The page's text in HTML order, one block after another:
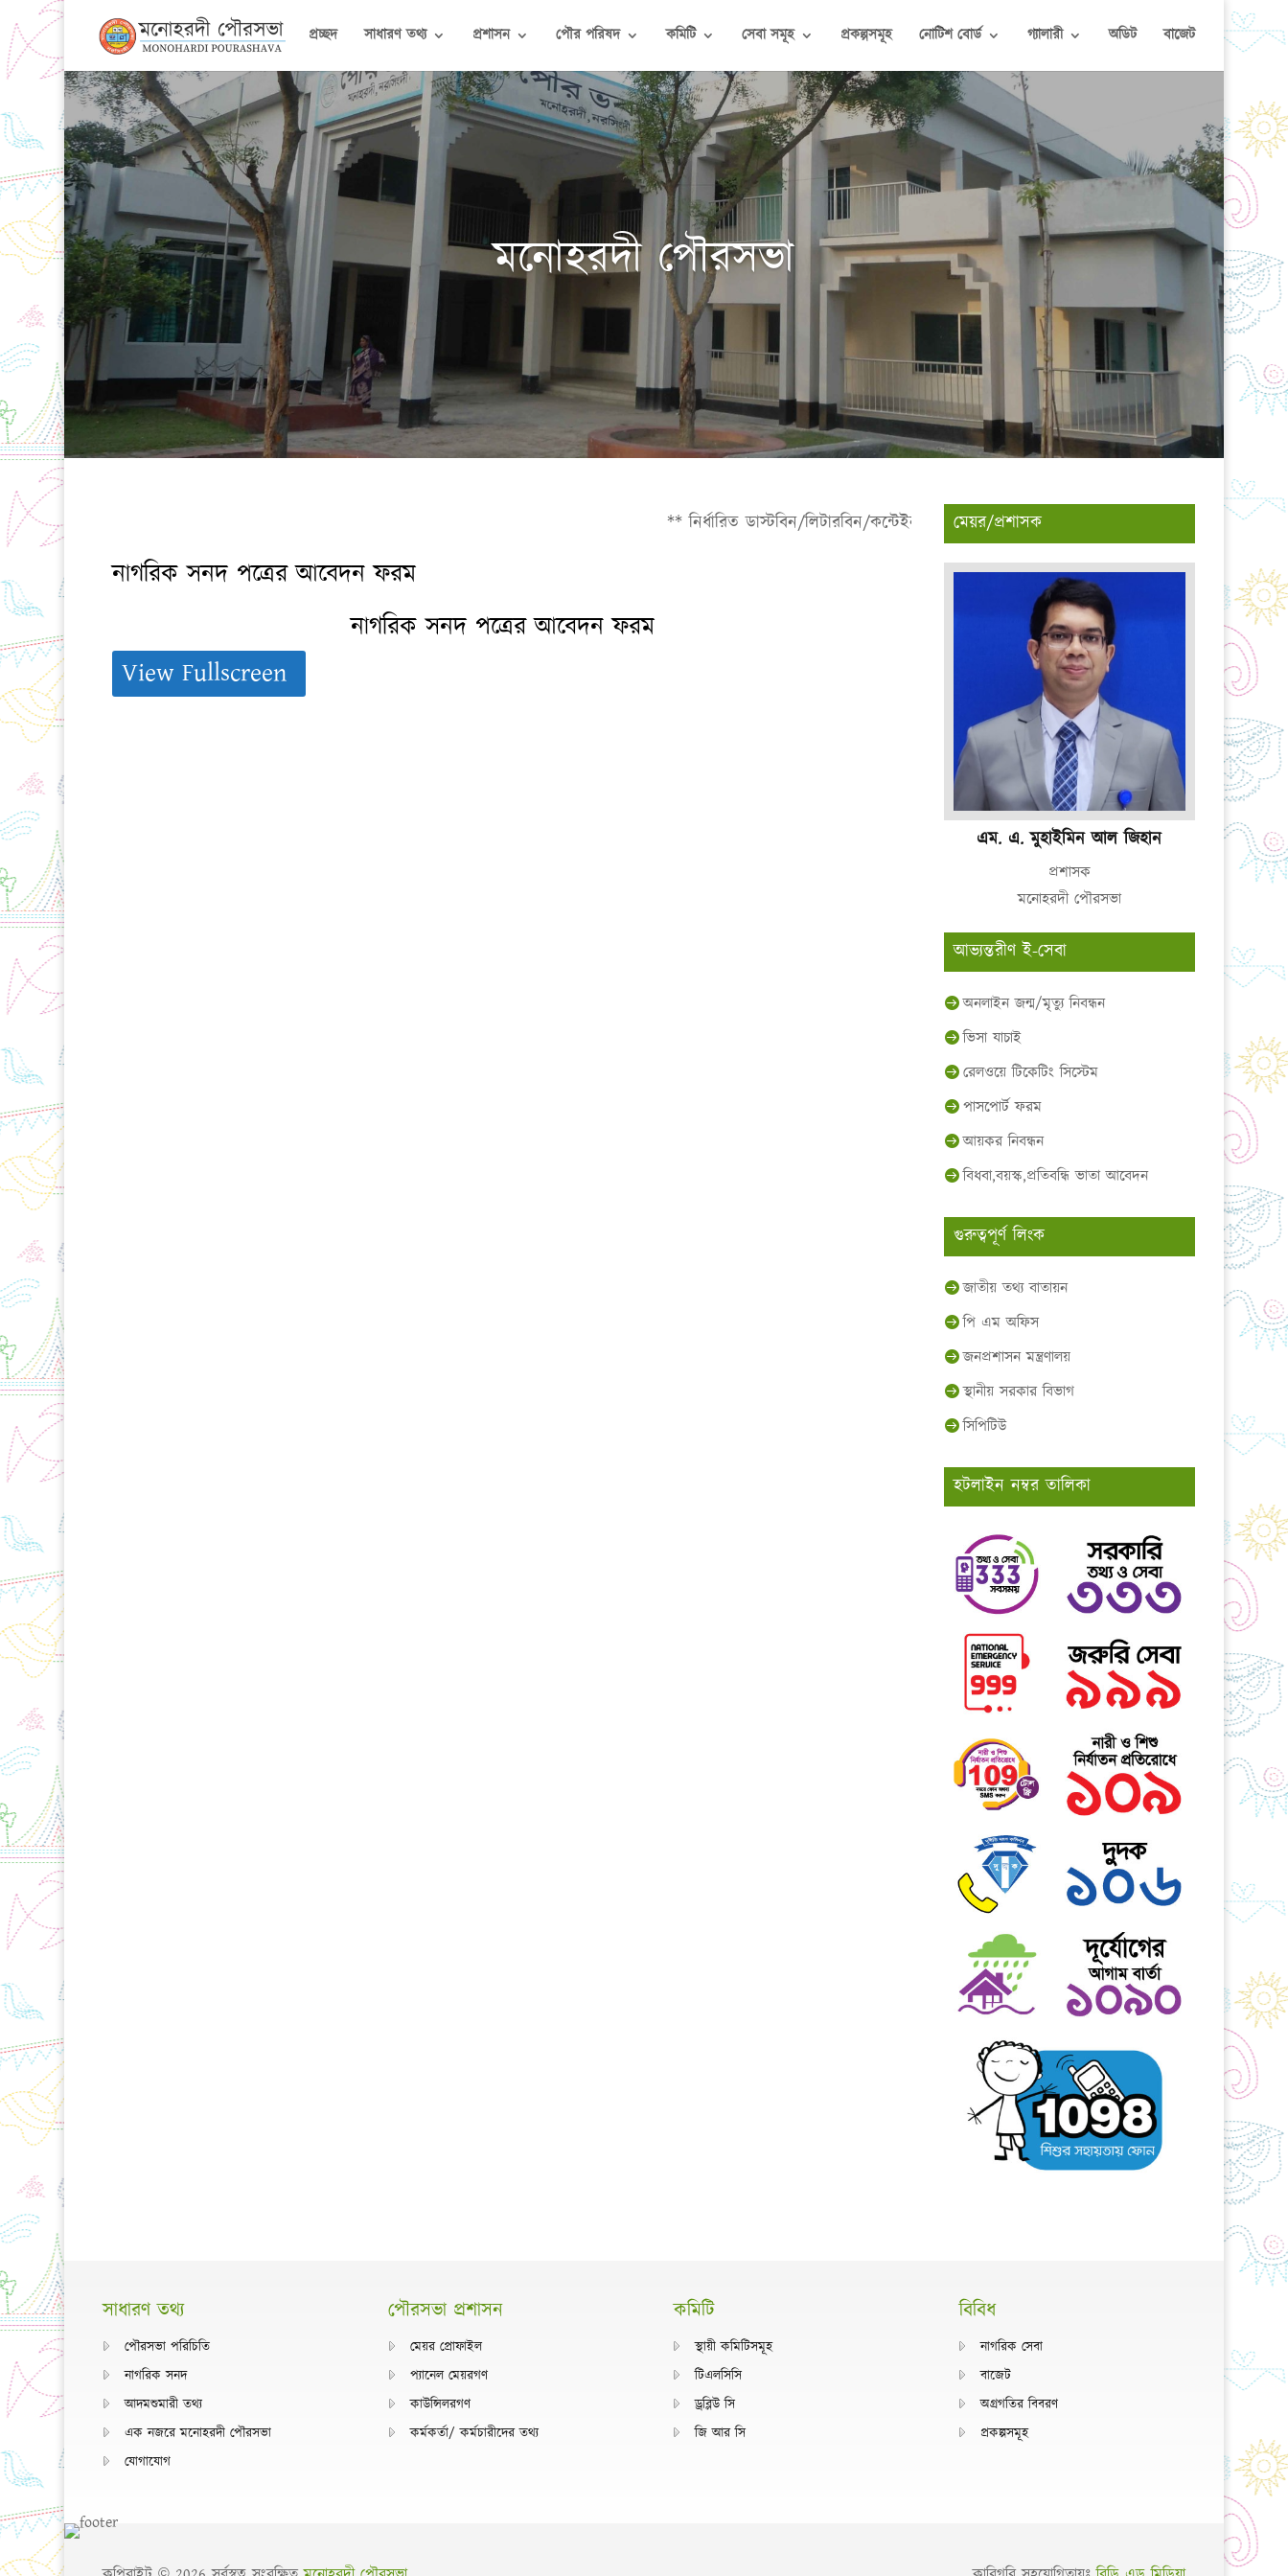
প্রচ্ছদ সাধারণ তথ্য প্রশাসন পৌর পরিষদ কমিটি সেবা সমূহ প্রকল্পসমূহ নোটিশ বোর্ড গ্যালারী অডিট বাজেট
মনোহরদী পৌরসভা
** নির্ধারিত ডাস্টবিন/লিটারবিন/কন্টেইনার ছাড়া যত্রতত্র ময়লা/আবর্জনা ফেলবেন না,
নাগরিক সনদ পত্রের আবেদন ফরম
নাগরিক সনদ পত্রের আবেদন ফরম
View Fullscreen
মেয়র/প্রশাসক
এম. এ. মুহাইমিন আল জিহান
প্রশাসক
মনোহরদী পৌরসভা
আভ্যন্তরীণ ই-সেবা
অনলাইন জন্ম/মৃত্যু নিবন্ধন
ভিসা যাচাই
রেলওয়ে টিকেটিং সিস্টেম
পাসপোর্ট ফরম
আয়কর নিবন্ধন
বিধবা,বয়স্ক,প্রতিবন্ধি ভাতা আবেদন
গুরুত্বপূর্ণ লিংক
জাতীয় তথ্য বাতায়ন
পি এম অফিস
জনপ্রশাসন মন্ত্রণালয়
স্থানীয় সরকার বিভাগ
সিপিটিউ
হটলাইন নম্বর তালিকা
সাধারণ তথ্য
পৌরসভা পরিচিতি
নাগরিক সনদ
আদমশুমারী তথ্য
এক নজরে মনোহরদী পৌরসভা
যোগাযোগ
পৌরসভা প্রশাসন
মেয়র প্রোফাইল
প্যানেল মেয়রগণ
কাউন্সিলরগণ
কর্মকর্তা/ কর্মচারীদের তথ্য
কমিটি
স্থায়ী কমিটিসমূহ
টিএলসিসি
ড্রব্লিউ সি
জি আর সি
বিবিধ
নাগরিক সেবা
বাজেট
অগ্রগতির বিবরণ
প্রকল্পসমূহ